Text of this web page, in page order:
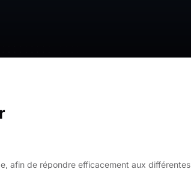
afin de répondre efficacement aux différentes